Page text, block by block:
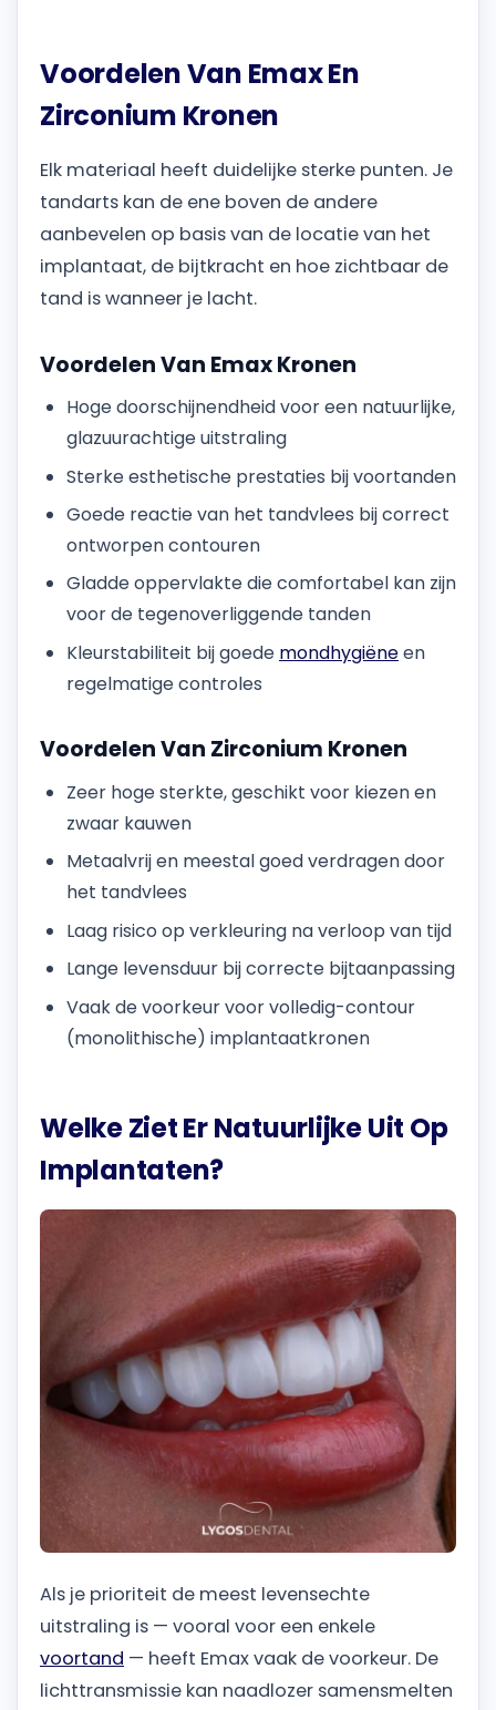
Voordelen Van Emax En
Zirconium Kronen
Elk materiaal heeft duidelijke sterke punten. Je
tandarts kan de ene boven de andere
aanbevelen op basis van de locatie van het
implantaat, de bijtkracht en hoe zichtbaar de
tand is wanneer je lacht.
Voordelen Van Emax Kronen
Hoge doorschijnendheid voor een natuurlijke,
glazuurachtige uitstraling
Sterke esthetische prestaties bij voortanden
Goede reactie van het tandvlees bij correct
ontworpen contouren
Gladde oppervlakte die comfortabel kan zijn
voor de tegenoverliggende tanden
Kleurstabiliteit bij goede mondhygiëneen
regelmatige controles
Voordelen Van Zirconium Kronen
Zeer hoge sterkte, geschikt voor kiezen en
zwaar kauwen
Metaalvrij en meestal goed verdragen door
het tandvlees
Laag risico op verkleuring na verloop van tijd
Lange levensduur bij correcte bijtaanpassing
Vaak de voorkeur voor volledig-contour
(monolithische) implantaatkronen
Welke Ziet Er Natuurlijke Uit Op
Implantaten?
Als je prioriteit de meest levensechte
uitstraling is — vooral voor een enkele
voortand — heeft Emax vaak de voorkeur. De
lichttransmissie kan naadlozer samensmelten